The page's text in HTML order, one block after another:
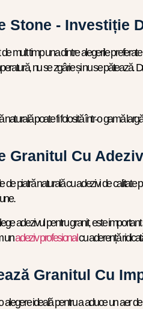
Stone - Investiție
mult timp una dintre alegerile
nu se zgârie și nu se pătează.
naturală poate fi folosită într-o gamă
Granitul Cu
de piatră naturală cu adezivi de
adezivul pentru granit, este
unadeziv profesionalcu aderență
Granitul Cu
alegere ideală pentru a aduce un aer